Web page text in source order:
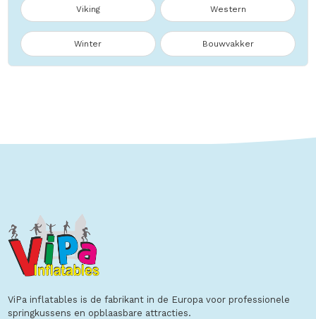
Viking Western
Winter Bouwvakker
ViPa inflatables is de fabrikant in de Europa voor professionele
springkussens en opblaasbare attracties.